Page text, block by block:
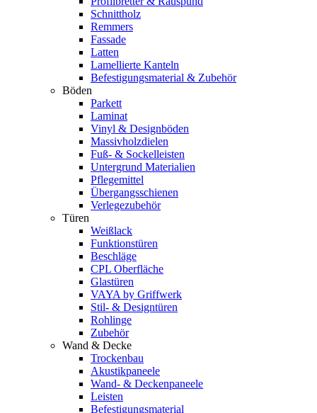
Schnittholz
Remmers
Fassade
Latten
Lamellierte Kanteln
Befestigungsmaterial & Zubehör
Böden
Parkett
Laminat
Vinyl & Designböden
Massivholzdielen
Fuß- & Sockelleisten
Untergrund Materialien
Pflegemittel
Übergangsschienen
Verlegezubehör
Türen
Weißlack
Funktionstüren
Beschläge
CPL Oberfläche
Glastüren
VAYA by Griffwerk
Stil- & Designtüren
Rohlinge
Zubehör
Wand & Decke
Trockenbau
Akustikpaneele
Wand- & Deckenpaneele
Leisten
Befestigungsmaterial